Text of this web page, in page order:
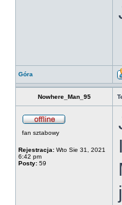
Góra
Nowhere_Man_95
fan sztabowy
Rejestracja: Wto Sie 31, 2021
6:42 pm
Posty: 59